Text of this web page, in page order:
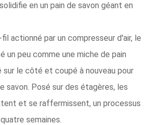
en un pain de savon géant en
actionné par un compresseur d'air, le
un peu comme une miche de pain
sur le côté et coupé à nouveau pour
savon. Posé sur des étagères, les
et se raffermissent, un processus
semaines.